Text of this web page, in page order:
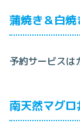
蒲焼き＆白
予約サービスは
南天然マグ